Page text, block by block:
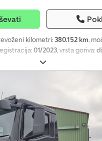
kilometri: 380.152 km,
01/2023 , vrsta goriva:
, konfiguracija osi:
, zavore:retarder, barva:
,
zrak
višina:3.820 mm
, dolžina
2023, Oprema:ABS, EBS
zaklepanje, dvižna
ogledalo, električno